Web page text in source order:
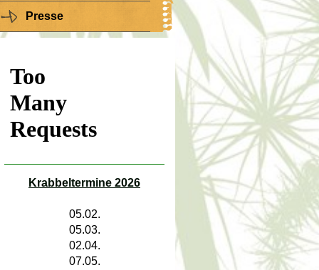
Presse
Krabbeltermine 2026
05.02.
05.03.
02.04.
07.05.